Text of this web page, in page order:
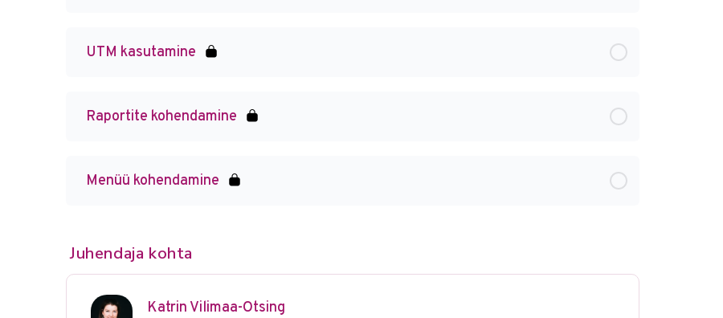
UTM kasutamine
Raportite kohendamine
Menüü kohendamine
Juhendaja kohta
Katrin Vilimaa-Otsing